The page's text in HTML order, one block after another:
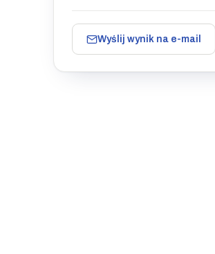
Wyślij wynik na e-mail